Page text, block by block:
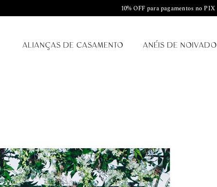
10% OFF para pagamentos no PIX
ALIANÇAS DE CASAMENTO ANÉIS DE NOIVADO